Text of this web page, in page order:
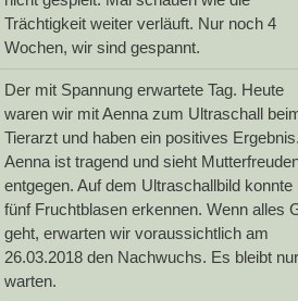
Trächtigkeit weiter verläuft. Nur noch 4
Wochen, wir sind gespannt.
Der mit Spannung erwartete Tag. Heute
waren wir mit Aenna zum Ultraschall
Tierarzt und haben ein positives
Aenna ist tragend und sieht
entgegen. Auf dem Ultraschallbild konnte
fünf Fruchtblasen erkennen. Wenn alles
geht, erwarten wir voraussichtlich am
26.03.2018 den Nachwuchs. Es bleibt nur
warten.